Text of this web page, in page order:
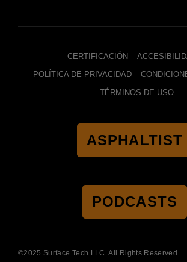
CERTIFICACIÓN
POLÍTICA DE PRIVACIDAD
TÉRMINOS DE USO
ASPHALTIST
PODCASTS
©2025 Surface Tech LLC. All Rights Reserved.